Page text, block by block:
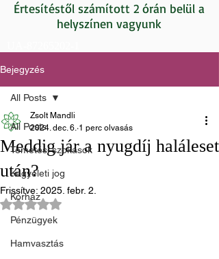
Értesítéstől számított 2 órán belül a
helyszínen vagyunk
Bejegyzés
All Posts
Temetési szokások
Kegyeleti jog
Kórház
Pénzügyek
Hamvasztás
All Posts
Meddig jár a nyugdíj haláleset
után?
Zsolt Mandli
2024. dec. 6. 1 perc olvasás
Frissítve: 2025. febr. 2.
NaN csillagot kapott az 5-ből.